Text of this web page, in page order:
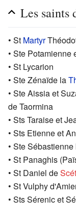
Les saints
• St Martyr
• Ste Potamienne
• St Lycarion
• Ste Zénaïde la
• Ste Aissia et
de Taormina
• Sts Taraise et
• Sts Etienne et
• Ste
• St Panaghis
• St Daniel de
• St Vulphy
• Sts Sérenic et